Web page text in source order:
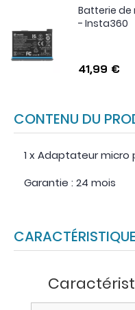
Batterie de
- Insta360
41,99 €
CONTENU DU
1 x Adaptateur micro
Garantie : 24 mois